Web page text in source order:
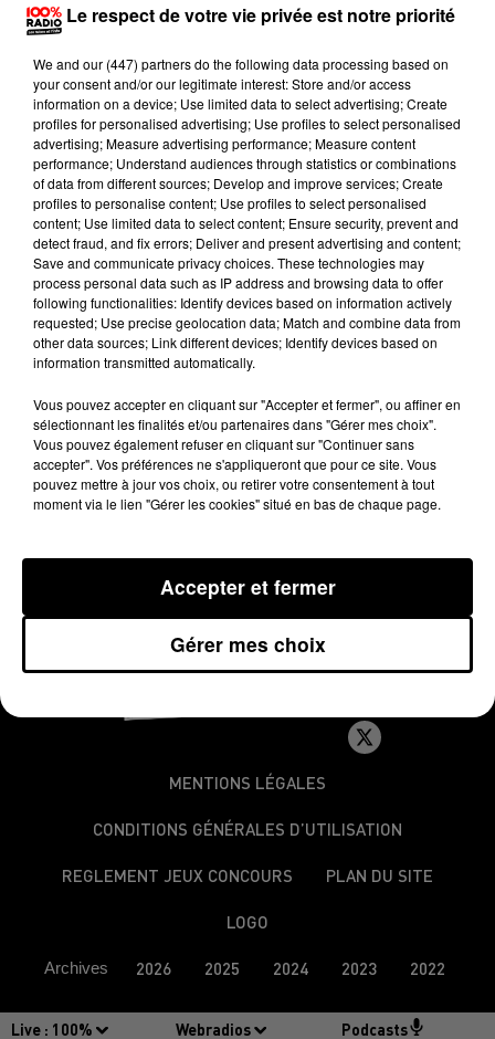
Live : 100% Webradios Podcasts
Publié : 9 novembre 2016 à 10h50
Une rupture de canalisation a entraîné une
importante fuite de gaz ce matin, avenue François
Mitterand à Séméac. Conséquence d'une chute
d'arbre causée par le vent. Les pompiers sont
rapidement intervenus. D'autres arbres ont chuté à
cause du vent à Tarbes et Bagnères-de-Bigorre cette
MENTIONS LÉGALES
CONDITIONS GÉNÉRALES D’UTILISATION
REGLEMENT JEUX CONCOURS PLAN DU SITE
LOGO
Archives 2026 2025 2024 2023 2022
Le respect de votre vie privée est notre priorité
We and our (447) partnersdo the following data processing based on
your consent and/or our legitimate interest: Store and/or access
information on a device; Use limited data to select advertising; Create
profiles for personalised advertising; Use profiles to select personalised
advertising; Measure advertising performance; Measure content
performance; Understand audiences through statistics or combinations
of data from different sources; Develop and improve services; Create
profiles to personalise content; Use profiles to select personalised
content; Use limited data to select content; Ensure security, prevent and
detect fraud, and fix errors; Deliver and present advertising and content;
Save and communicate privacy choices. These technologies may
process personal data such as IP address and browsing data to offer
following functionalities: Identify devices based on information actively
requested; Use precise geolocation data; Match and combine data from
other data sources; Link different devices; Identify devices based on
information transmitted automatically.
Vous pouvez accepter en cliquant sur "Accepter et fermer", ou affiner en
sélectionnant les finalités et/ou partenaires dans "Gérer mes choix".
Vous pouvez également refuser en cliquant sur "Continuer sans
accepter". Vos préférences ne s'appliqueront que pour ce site. Vous
pouvez mettre à jour vos choix, ou retirer votre consentement à tout
moment via le lien "Gérer les cookies" situé en bas de chaque page.
Gérer mes choix
Accepter et fermer